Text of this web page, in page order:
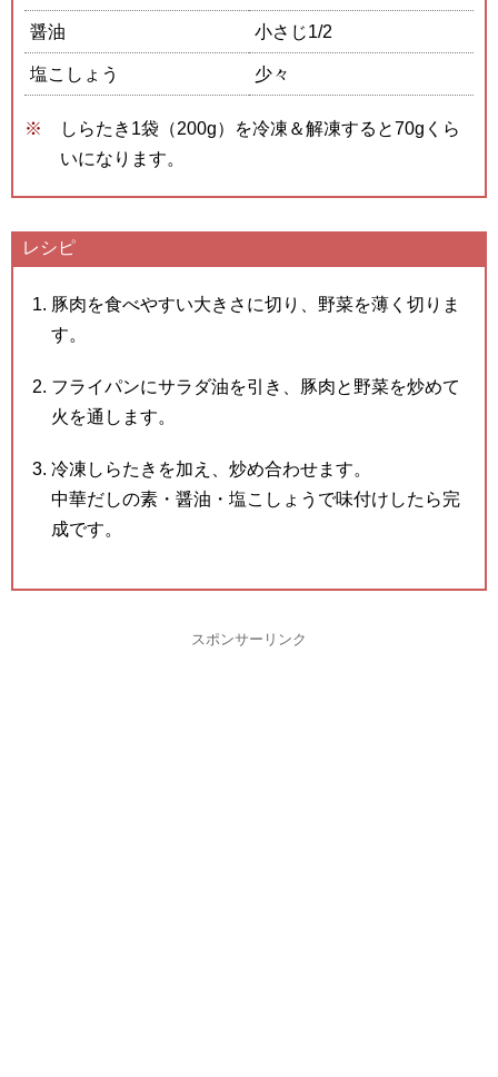
醤油 小さじ1/2
塩こしょう 少々
しらたき1袋（200g）を冷凍＆解凍すると70gくら
いになります。
レシピ
豚肉を食べやすい大きさに切り、野菜を薄く切りま
す。
フライパンにサラダ油を引き、豚肉と野菜を炒めて
火を通します。
冷凍しらたきを加え、炒め合わせます。
中華だしの素・醤油・塩こしょうで味付けしたら完
成です。
スポンサーリンク